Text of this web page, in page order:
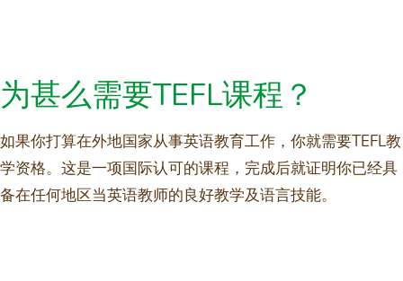
为甚么需要TEFL课程？
如果你打算在外地国家从事英语教育工作，你就需要TEFL教
学资格。这是一项国际认可的课程，完成后就证明你已经具
备在任何地区当英语教师的良好教学及语言技能。